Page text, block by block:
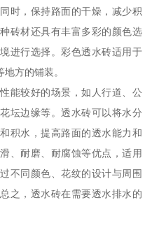
时，保持路面的干燥，减少积
砖材还具有丰富多彩的颜色选
进行选择。彩色透水砖适用于
方的铺装。
能较好的场景，如人行道、公
坛边缘等。透水砖可以将水分
积水，提高路面的透水能力和
、耐磨、耐腐蚀等优点，适用
不同颜色、花纹的设计与周围
之，透水砖在需要透水排水的